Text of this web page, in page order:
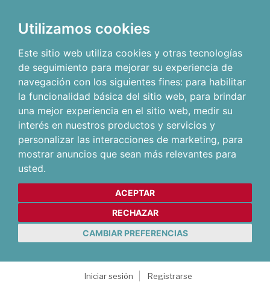
Utilizamos cookies
Este sitio web utiliza cookies y otras tecnologías
de seguimiento para mejorar su experiencia de
navegación con los siguientes fines: para habilitar
la funcionalidad básica del sitio web, para brindar
una mejor experiencia en el sitio web, medir su
interés en nuestros productos y servicios y
personalizar las interacciones de marketing, para
mostrar anuncios que sean más relevantes para
usted.
ACEPTAR
RECHAZAR
CAMBIAR PREFERENCIAS
Iniciar sesión
Registrarse